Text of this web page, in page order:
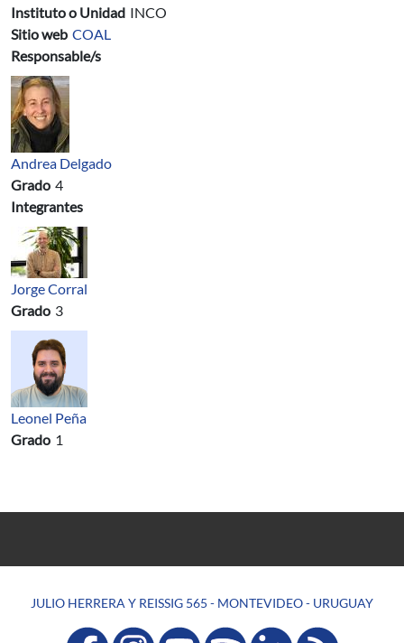
Instituto o Unidad INCO
Sitio web COAL
Responsable/s
Andrea Delgado
Grado 4
Integrantes
Jorge Corral
Grado 3
Leonel Peña
Grado 1
JULIO HERRERA Y REISSIG 565 - MONTEVIDEO - URUGUAY